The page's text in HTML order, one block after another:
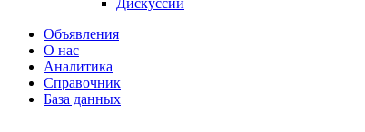
Дискуссии
Объявления
О нас
Аналитика
Справочник
База данных